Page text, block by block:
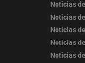
Noticias
Noticias
Noticias
Noticias
Noticias